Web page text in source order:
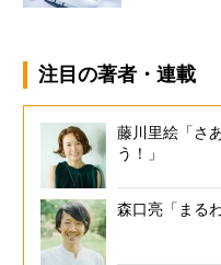
注目の著者・連載
藤川里絵「さ
う！」
森口亮「まる